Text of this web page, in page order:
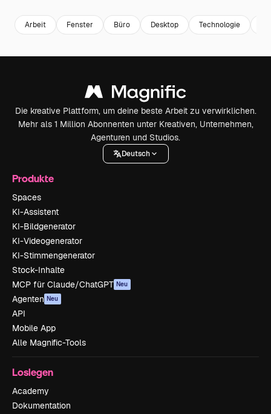
Arbeit Fenster Büro Desktop Technologie
Die kreative Plattform, um deine beste Arbeit zu verwirklichen.
Mehr als 1 Million Abonnenten unter Kreativen, Unternehmen,
Agenturen und Studios.
Deutsch
Produkte
Spaces
KI-Assistent
KI-Bildgenerator
KI-Videogenerator
KI-Stimmengenerator
Stock-Inhalte
MCP für Claude/ChatGPT Neu
Agenten Neu
API
Mobile App
Alle Magnific-Tools
Loslegen
Academy
Dokumentation